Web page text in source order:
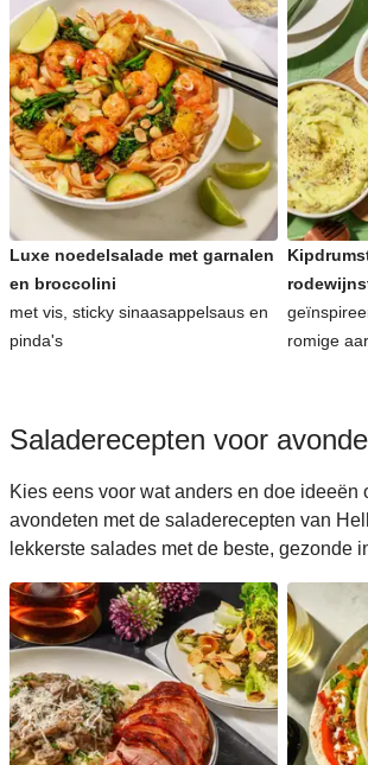
Luxe noedelsalade met garnalen
en broccolini
met vis, sticky sinaasappelsaus en
pinda's
romige
Saladerecepten voor
Kies eens voor wat anders en doe ideeën
avondeten met de saladerecepten van
lekkerste salades met de beste, gezonde